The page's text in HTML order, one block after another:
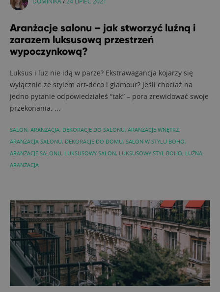
Aranżacje salonu – jak stworzyć luźną i
zarazem luksusową przestrzeń
wypoczynkową?
Luksus i luz nie idą w parze? Ekstrawagancja kojarzy się
wyłącznie ze stylem art-deco i glamour? Jeśli chociaż na
jedno pytanie odpowiedziałeś “tak” – pora zrewidować swoje
przekonania. ...
SALON, ARANŻACJA, DEKORACJE DO SALONU, ARANŻACJE WNĘTRZ,
ARANŻACJA SALONU, DEKORACJE DO DOMU, SALON W STYLU BOHO,
ARANŻACJE SALONU, LUKSUSOWY SALON, LUKSUSOWY STYL BOHO, LUŹNA
ARANŻACJA